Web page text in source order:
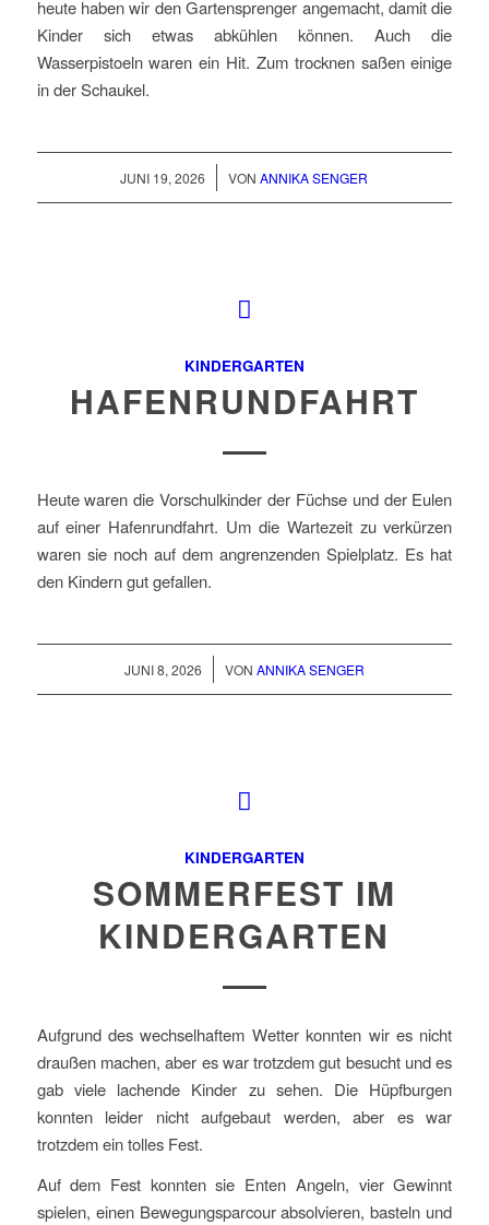
heute haben wir den Gartensprenger angemacht, damit die
Kinder sich etwas abkühlen können. Auch die
Wasserpistoeln waren ein Hit. Zum trocknen saßen einige
in der Schaukel.
JUNI 19, 2026
/ VONANNIKA SENGER
KINDERGARTEN
HAFENRUNDFAHRT
Heute waren die Vorschulkinder der Füchse und der Eulen
auf einer Hafenrundfahrt. Um die Wartezeit zu verkürzen
waren sie noch auf dem angrenzenden Spielplatz. Es hat
den Kindern gut gefallen.
JUNI 8, 2026
/ VON ANNIKA SENGER
KINDERGARTEN
SOMMERFEST IM
KINDERGARTEN
Aufgrund des wechselhaftem Wetter konnten wir es nicht
draußen machen, aber es war trotzdem gut besucht und es
gab viele lachende Kinder zu sehen. Die Hüpfburgen
konnten leider nicht aufgebaut werden, aber es war
trotzdem ein tolles Fest.
Auf dem Fest konnten sie Enten Angeln, vier Gewinnt
spielen, einen Bewegungsparcour absolvieren, basteln und